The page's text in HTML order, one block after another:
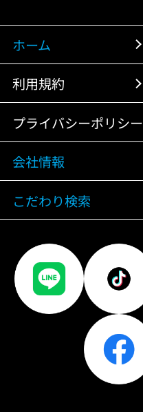
ホーム
利用規約
プライバシーポリシー
会社情報
こだわり検索